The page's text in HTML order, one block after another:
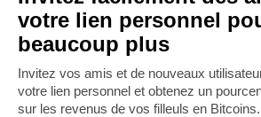
votre lien personnel
beaucoup plus
Invitez vos amis et de nouveaux
votre lien personnel et obtenez un
sur les revenus de vos filleuls en